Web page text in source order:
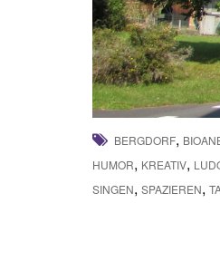
BERGDORF,
HUMOR, KREATIV,
SINGEN, SPAZIEREN,